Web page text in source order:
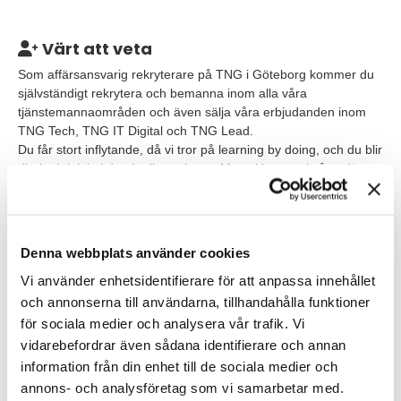
Denna webbplats använder cookies
Vi använder enhetsidentifierare för att anpassa innehållet
och annonserna till användarna, tillhandahålla funktioner
för sociala medier och analysera vår trafik. Vi
vidarebefordrar även sådana identifierare och annan
information från din enhet till de sociala medier och
annons- och analysföretag som vi samarbetar med.
Värt att veta
Som affärsansvarig rekryterare på TNG i Göteborg kommer du
självständigt rekrytera och bemanna inom alla våra
tjänstemannaområden och även sälja våra erbjudanden inom
TNG Tech, TNG IT Digital och TNG Lead.
Du får stort inflytande, då vi tror på learning by doing, och du blir
direkt delaktig i det dagliga arbetet. Men vi lovar också att lära
dig allt vi kan om fördomsfri rekrytering och annat som är TNG-
och kandidatansvariga.
Våra förväntningar
Troligtvis har du redan jobbat några år som rekryterare,
rekryteringskonsult eller konsultchef. Men oavsett varifrån du
kommer så behöver du här snabbt kunna driva dina
rekryteringsprocesser självständigt.